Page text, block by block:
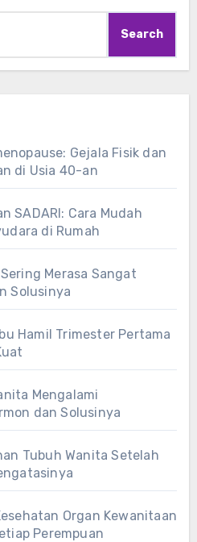
Search
Gejala Fisik dan
di Usia 40-an
SADARI: Cara Mudah
di Rumah
Merasa Sangat
Solusinya
Hamil Trimester Pertama
Mengalami
dan Solusinya
Tubuh Wanita Setelah
Organ Kewanitaan
Perempuan